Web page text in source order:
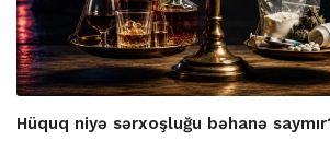
Hüquq niyə sərxoşluğu bəhanə